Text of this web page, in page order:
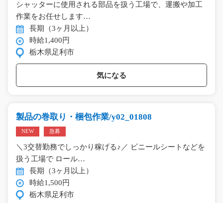
シャッターに使用される部品を扱う工場で、運搬や加工
作業をお任せします…
長期（3ヶ月以上）
時給1,400円
栃木県足利市
気になる
製品の巻取り・梱包作業/y02_01808
NEW 急募
＼3交替勤務でしっかり稼げる♪／ ビニールシートなどを
扱う工場で ロール…
長期（3ヶ月以上）
時給1,500円
栃木県足利市